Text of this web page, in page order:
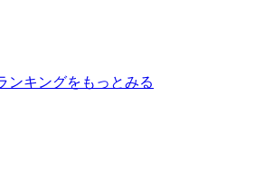
ンキングをもっとみる